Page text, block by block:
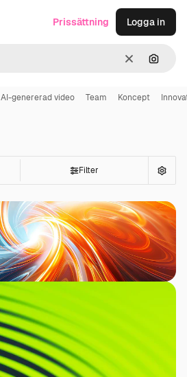
RensaSök
Prissättning Logga in
AI-genererad video Team Koncept
Filter